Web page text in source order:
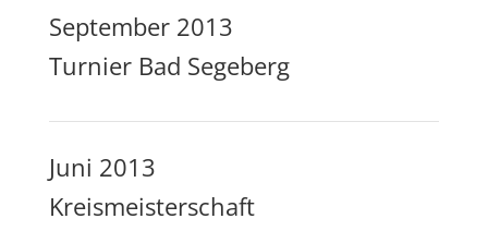
September 2013
Turnier Bad Segeberg
Juni 2013
Kreismeisterschaft